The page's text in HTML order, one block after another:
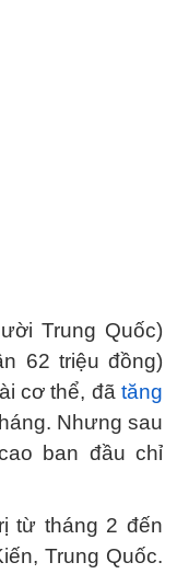
Trung Quốc)
62 triệu đồng)
cơ thể, đã tăng
Nhưng sau
ban đầu chỉ
từ tháng 2 đến
Trung Quốc.